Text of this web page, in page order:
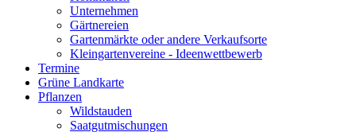
Unternehmen
Gärtnereien
Gartenmärkte oder andere Verkaufsorte
Kleingartenvereine - Ideenwettbewerb
Termine
Grüne Landkarte
Pflanzen
Wildstauden
Saatgutmischungen